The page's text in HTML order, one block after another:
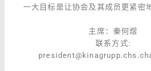
一大目标是让协会及其成员更紧密
主席：秦何煜
联系方式: